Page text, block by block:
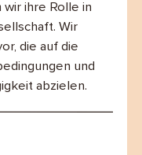
ihre Rolle in
Wir
die auf die
und
abzielen.